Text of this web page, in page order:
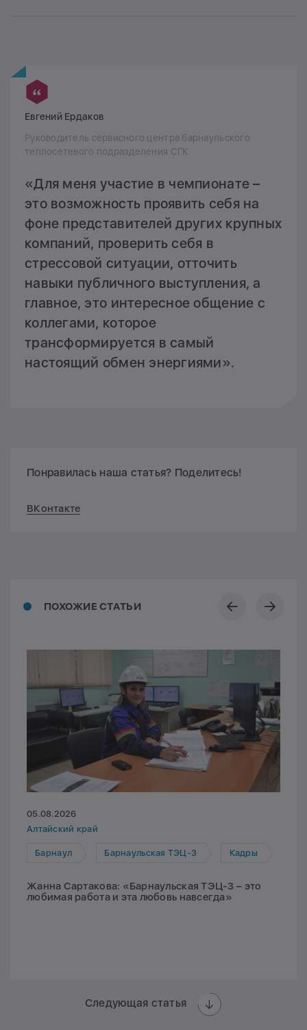
Евгений Ердаков
Руководитель сервисного центра барнаульского
теплосетевого подразделения СГК
«Для меня участие в чемпионате –
это возможность проявить себя на
фоне представителей других крупных
компаний, проверить себя в
стрессовой ситуации, отточить
навыки публичного выступления, а
главное, это интересное общение с
коллегами, которое
трансформируется в самый
настоящий обмен энергиями».
Понравилась наша статья? Поделитесь!
ВКонтакте
ПОХОЖИЕ СТАТЬИ
05.08.2026
Алтайский край
Барнаул Барнаульская ТЭЦ-3 Кадры
Жанна Сартакова: «Барнаульская ТЭЦ-3 – это
любимая работа и эта любовь навсегда»
Следующая статья